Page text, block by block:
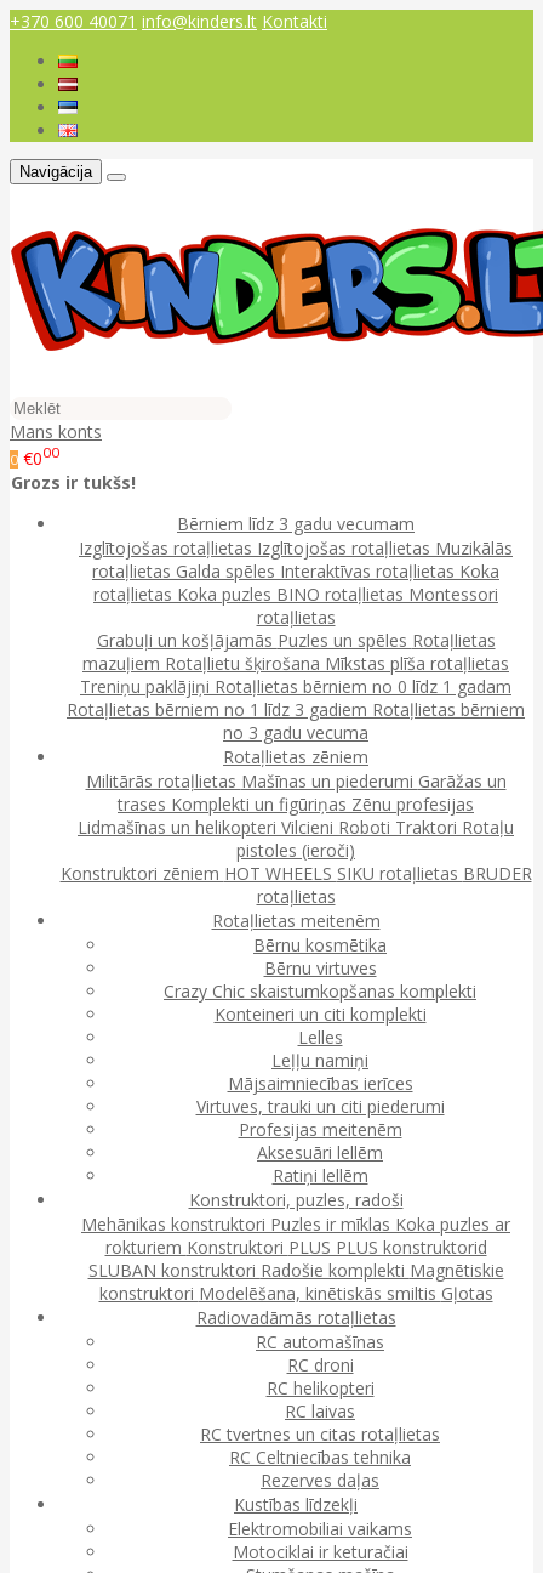
+370 600 40071 info@kinders.lt Kontakti
Navigācija
Mans konts
0 €000
Grozs ir tukšs!
Bērniem līdz 3 gadu vecumam
Izglītojošas rotaļlietas Izglītojošas rotaļlietas Muzikālās
rotaļlietas Galda spēles Interaktīvas rotaļlietas Koka
rotaļlietas Koka puzles BINO rotaļlietas Montessori
rotaļlietas
Grabuļi un košļājamās Puzles un spēles Rotaļlietas
mazuļiem Rotaļlietu šķirošana Mīkstas plīša rotaļlietas
Treniņu paklājiņi Rotaļlietas bērniem no 0 līdz 1 gadam
Rotaļlietas bērniem no 1 līdz 3 gadiem Rotaļlietas bērniem
no 3 gadu vecuma
Rotaļlietas zēniem
Militārās rotaļlietas Mašīnas un piederumi Garāžas un
trases Komplekti un figūriņas Zēnu profesijas
Lidmašīnas un helikopteri Vilcieni Roboti Traktori Rotaļu
pistoles (ieroči)
Konstruktori zēniem HOT WHEELS SIKU rotaļlietas BRUDER
rotaļlietas
Rotaļlietas meitenēm
Bērnu kosmētika
Bērnu virtuves
Crazy Chic skaistumkopšanas komplekti
Konteineri un citi komplekti
Lelles
Leļļu namiņi
Mājsaimniecības ierīces
Virtuves, trauki un citi piederumi
Profesijas meitenēm
Aksesuāri lellēm
Ratiņi lellēm
Konstruktori, puzles, radoši
Mehānikas konstruktori Puzles ir mīklas Koka puzles ar
rokturiem Konstruktori PLUS PLUS konstruktorid
SLUBAN konstruktori Radošie komplekti Magnētiskie
konstruktori Modelēšana, kinētiskās smiltis Gļotas
Radiovadāmās rotaļlietas
RC automašīnas
RC droni
RC helikopteri
RC laivas
RC tvertnes un citas rotaļlietas
RC Celtniecības tehnika
Rezerves daļas
Kustības līdzekļi
Elektromobiliai vaikams
Motociklai ir keturačiai